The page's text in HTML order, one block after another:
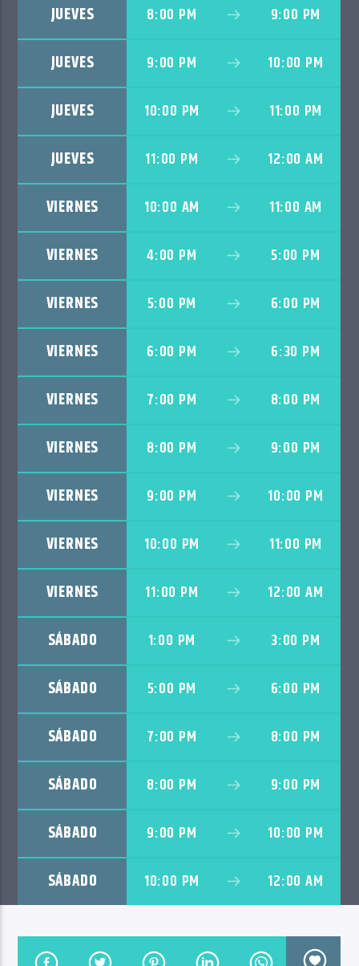
JUEVES 8:00 PM 9:00 PM
JUEVES 9:00 PM 10:00 PM
JUEVES 10:00 PM 11:00 PM
JUEVES 11:00 PM 12:00 AM
VIERNES 10:00 AM 11:00 AM
VIERNES 4:00 PM 5:00 PM
VIERNES 5:00 PM 6:00 PM
VIERNES 6:00 PM 6:30 PM
VIERNES 7:00 PM 8:00 PM
VIERNES 8:00 PM 9:00 PM
VIERNES 9:00 PM 10:00 PM
VIERNES 10:00 PM 11:00 PM
VIERNES 11:00 PM 12:00 AM
SÁBADO 1:00 PM 3:00 PM
SÁBADO 5:00 PM 6:00 PM
SÁBADO 7:00 PM 8:00 PM
SÁBADO 8:00 PM 9:00 PM
SÁBADO 9:00 PM 10:00 PM
SÁBADO 10:00 PM 12:00 AM